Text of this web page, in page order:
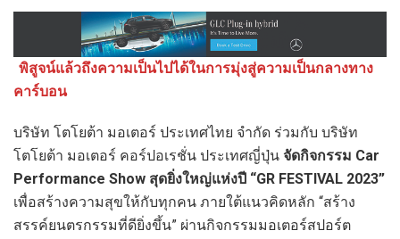
พิสูจน์แล้วถึงความเป็นไปได้ในการมุ่งสู่ความเป็นกลางทาง
คาร์บอน
บริษัท โตโยต้า มอเตอร์ ประเทศไทย จำกัด ร่วมกับ บริษัท
โตโยต้า มอเตอร์ คอร์ปอเรชั่น ประเทศญี่ปุ่น จัดกิจกรรม Car
Performance Show สุดยิ่งใหญ่แห่งปี “GR FESTIVAL 2023”
เพื่อสร้างความสุขให้กับทุกคน ภายใต้แนวคิดหลัก “สร้าง
สรรค์ยนตรกรรมที่ดียิ่งขึ้น” ผ่านกิจกรรมมอเตอร์สปอร์ต